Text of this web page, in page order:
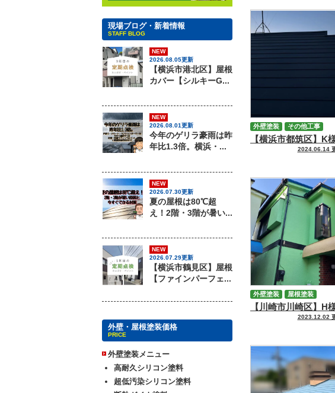
2024.06.14
外壁塗装 その他工事
2023.12.02
外壁塗装 屋根塗装
現場ブログ・新着情報
STAFF BLOG
NEW
2026.08.05更新
【横浜市港北区】屋根
カバー【シルキーG...
NEW
2026.08.01更新
今年のゲリラ豪雨は昨
年比1.3倍。横浜・...
NEW
2026.07.30更新
夏の屋根は80℃超
え！2階・3階が暑い...
NEW
2026.07.29更新
【横浜市鶴見区】屋根
【ファインパーフェ...
外壁・屋根塗装価格
PRICE
外壁塗装メニュー
高耐久シリコン塗料
超低汚染シリコン塗料